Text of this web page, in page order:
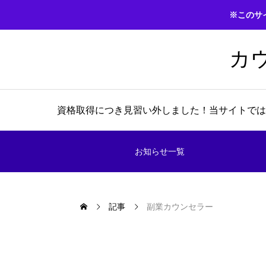
※このサ
カ
資格取得につき見習い外しました！当サイトで
お知らせ一覧
記事 副業カウンセラー